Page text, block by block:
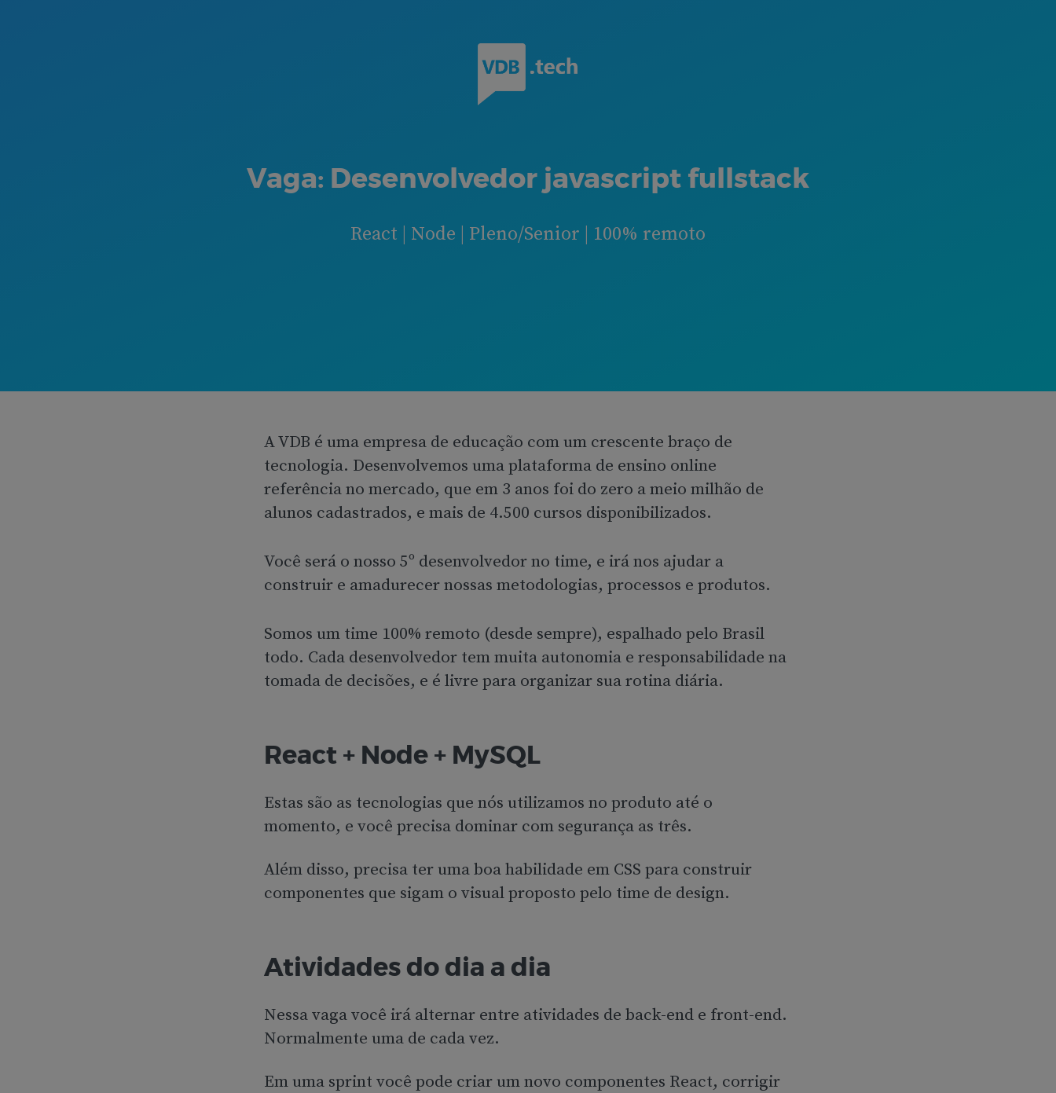
Vaga: Desenvolvedor javascript fullstack
React | Node | Pleno/Senior | 100% remoto
A VDB é uma empresa de educação com um crescente braço de
tecnologia. Desenvolvemos uma plataforma de ensino online
referência no mercado, que em 3 anos foi do zero a meio milhão de
alunos cadastrados, e mais de 4.500 cursos disponibilizados.
Você será o nosso 5º desenvolvedor no time, e irá nos ajudar a
construir e amadurecer nossas metodologias, processos e produtos.
Somos um time 100% remoto (desde sempre), espalhado pelo Brasil
todo. Cada desenvolvedor tem muita autonomia e responsabilidade na
tomada de decisões, e é livre para organizar sua rotina diária.
React + Node + MySQL
Estas são as tecnologias que nós utilizamos no produto até o
momento, e você precisa dominar com segurança as três.
Além disso, precisa ter uma boa habilidade em CSS para construir
componentes que sigam o visual proposto pelo time de design.
Atividades do dia a dia
Nessa vaga você irá alternar entre atividades de back-end e front-end.
Normalmente uma de cada vez.
Em uma sprint você pode criar um novo componentes React, corrigir